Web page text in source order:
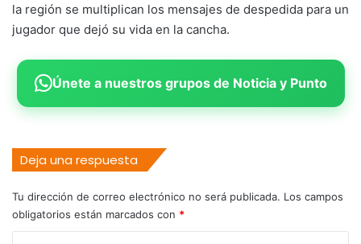
la región se multiplican los mensajes de despedida para un
jugador que dejó su vida en la cancha.
Únete a nuestros grupos de Noticia y Punto
Deja una respuesta
Tu dirección de correo electrónico no será publicada. Los campos
obligatorios están marcados con *